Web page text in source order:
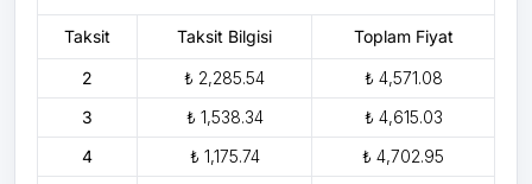
Taksit Taksit Bilgisi Toplam Fiyat
2 ₺ 2,285.54
₺ 4,571.08
3
₺ 1,538.34
₺ 4,615.03
4
₺ 1,175.74
₺ 4,702.95